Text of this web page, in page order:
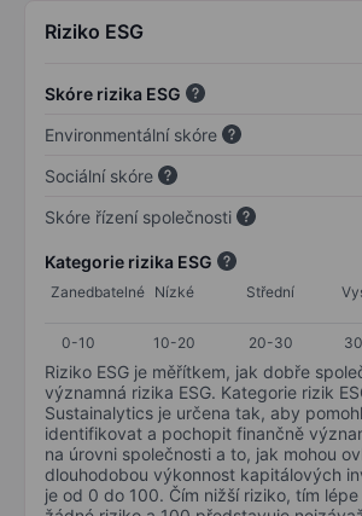
Riziko ESG
Skóre rizika ESG
Environmentální skóre
Sociální skóre
Skóre řízení společnosti
Kategorie rizika ESG
Zanedbatelné Nízké Střední
0-10
10-20 20-30
Riziko ESG je měřítkem, jak dobře
významná rizika ESG. Kategorie rizik
Sustainalytics je určena tak, aby
identifikovat a pochopit finančně
na úrovni společnosti a to, jak mohou
dlouhodobou výkonnost kapitálových
je od 0 do 100. Čím nižší riziko, tím